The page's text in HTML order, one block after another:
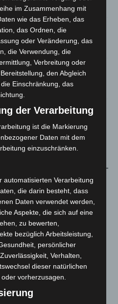
starten beim
über A7 – Polizei sucht
Unfall auf Baustelle
2.799
5.039
im Zusammenhang mit
wie das Erheben, das
das Ordnen, die
oder Veränderung, das
die Verwendung, die
Verbreitung oder
den Abgleich
Einschränkung, das
der Verarbeitung
ist die Markierung
Daten mit dem
einzuschränken.
automatisierten Verarbeitung
die darin besteht, dass
Daten verwendet werden,
Aspekte, die sich auf eine
zu bewerten,
bezüglich Arbeitsleistung,
persönlicher
Verhalten,
dieser natürlichen
vorherzusagen.